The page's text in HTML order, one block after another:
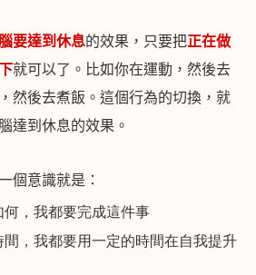
要達到休息的效果，只要把正在做
就可以了。比如你在運動，然後去
然後去煮飯。這個行為的切換，就
達到休息的效果。
個意識就是：
，我都要完成這件事
，我都要用一定的時間在自我提升